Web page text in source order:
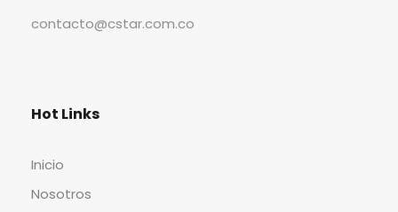
contacto@cstar.com.co
Hot Links
Inicio
Nosotros